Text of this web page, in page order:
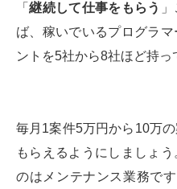
「継続して仕事をもらう
ば、稼いでいるプログラ
ントを5社から8社ほど持っ
毎月1案件5万円から10万
もらえるようにしましょ
のはメンテナンス業務で